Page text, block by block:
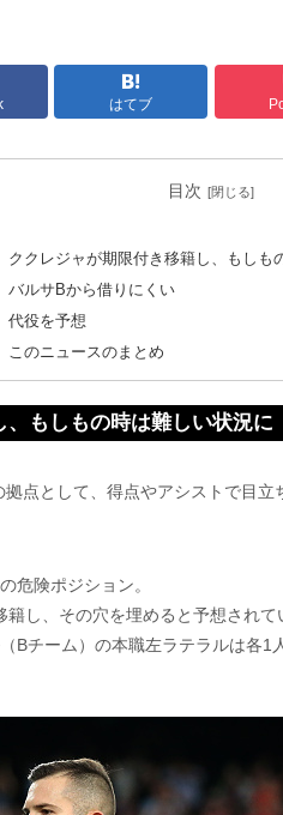
はてブ
目次
ククレジャが期限付き移籍し、もしも
バルサBから借りにくい
代役を予想
このニュースのまとめ
もしもの時は難しい状況に
点として、得点やアシストで目立
危険ポジション。
籍し、その穴を埋めると予想されて
Bチーム）の本職左ラテラルは各1